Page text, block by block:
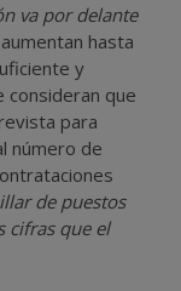
va por delante
aumentan hasta
y
consideran que
para
número de
de puestos
cifras que el